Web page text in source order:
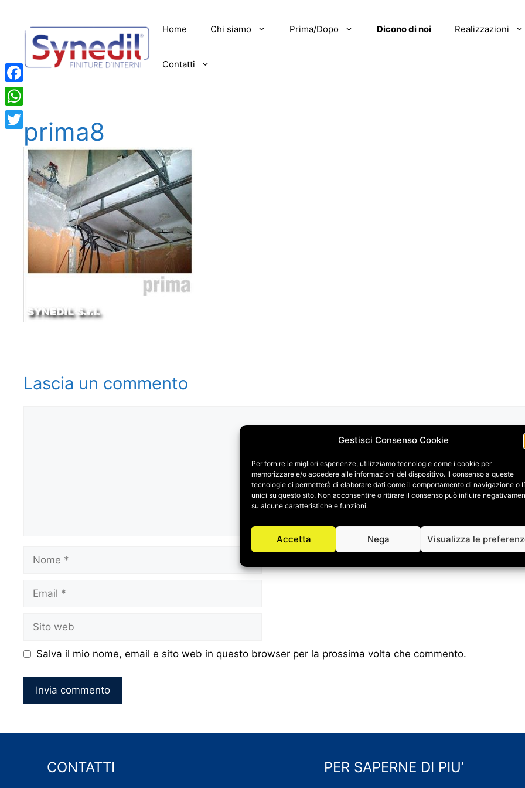
Gestisci Consenso Cookie
Per fornire le migliori esperienze, utilizziamo tecnologie come i cookie per
memorizzare e/o accedere alle informazioni del dispositivo. Il consenso a queste
tecnologie ci permetterà di elaborare dati come il comportamento di navigazione o
unici su questo sito. Non acconsentire o ritirare il consenso può influire
su alcune caratteristiche e funzioni.
Accetta Nega Visualizza le
contenuto
Home Chi siamo Prima/Dopo Dicono di noi Realizzazioni
Contatti
prima8
Lascia un commento
Nome
Email
Sito
web
Salva il mio nome, email e sito web in questo browser per la prossima volta che commento.
CONTATTI PER SAPERNE DI PIU’
Facebook
WhatsApp
Twitter